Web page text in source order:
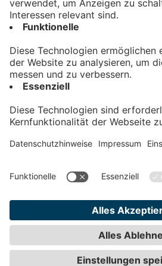
Kontakt
Impressum
Teilnahmebedingungen
Privatsphäre